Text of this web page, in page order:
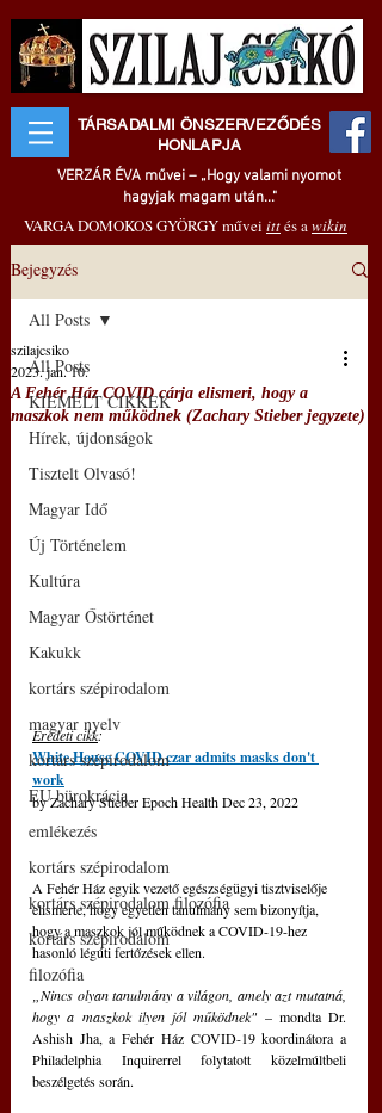
TÁRSADALMI ÖNSZERVEZŐDÉS
HONLAPJA
VERZÁR ÉVA művei – „Hogy valami nyomot
hagyjak magam után..."
VARGA DOMOKOS GYÖRGY művei ittés awikin
Bejegyzés
All Posts
KIEMELT CIKKEK
Hírek, újdonságok
Tisztelt Olvasó!
Magyar Idő
Új Történelem
Kultúra
Magyar Őstörténet
Kakukk
kortárs szépirodalom
magyar nyelv
kortárs szépirodalom
EU bürokrácia
emlékezés
kortárs szépirodalom
kortárs szépirodalom filozófia
kortárs szépirodalom
filozófia
All Posts
A Fehér Ház COVID cárja elismeri, hogy a
maszkok nem működnek (Zachary Stieber jegyzete)
szilajcsiko
2023. jan. 10.
Eredeti cikk:
White House COVID czar admits masks don't
work
by Zachary Stieber Epoch Health Dec 23, 2022
A Fehér Ház egyik vezető egészségügyi tisztviselője
elismerte, hogy egyetlen tanulmány sem bizonyítja,
hogy a maszkok jól működnek a COVID-19-hez
hasonló légúti fertőzések ellen.
„Nincs olyan tanulmány a világon, amely azt mutatná,
hogy a maszkok ilyen jól működnek" – mondta Dr.
Ashish Jha, a Fehér Ház COVID-19 koordinátora a
Philadelphia Inquirerrel folytatott közelmúltbeli
beszélgetés során.